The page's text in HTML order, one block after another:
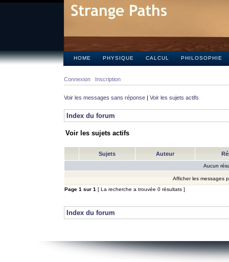
HOME PHYSIQUE CALCUL PHILOSOPHIE
Connexion Inscription
Voir les messages sans réponse | Voir les sujets actifs
Index du forum
Voir les sujets actifs
Sujets Auteur
Aucun
Afficher les messages
Page 1 sur 1 [ La recherche a trouvée 0 résultats ]
Index du forum